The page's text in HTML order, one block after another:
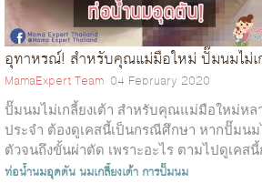
อุทาหรณ์! สำหรับคุณแม่มือใหม่ ปั๊มนมไม่เ
MamaExpert Team 04 February 2020
ปั๊มนมไม่เกลี้ยงเต้า สำหรับคุณแม่มือใหม่ห
ประจำ ต้องดูเคสนี้เป็นกรณีศึกษา หากปั๊มนม
ตัวจนถึงขั้นผ่าตัด เพราะอะไร ตามไปดูเคส
ท่อน้ำนมอุดตันนมเกลี้ยงเต้า การปั๊มนม